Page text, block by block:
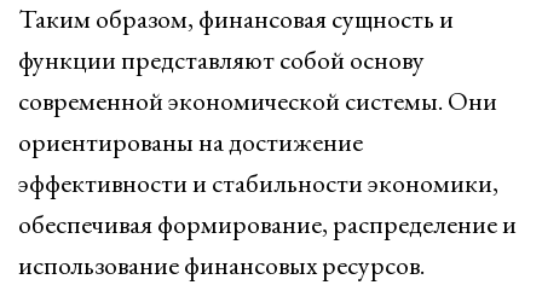
Таким образом, финансовая сущность и
функции представляют собой основу
современной экономической системы. Они
ориентированы на достижение
эффективности и стабильности экономики,
обеспечивая формирование, распределение и
использование финансовых ресурсов.